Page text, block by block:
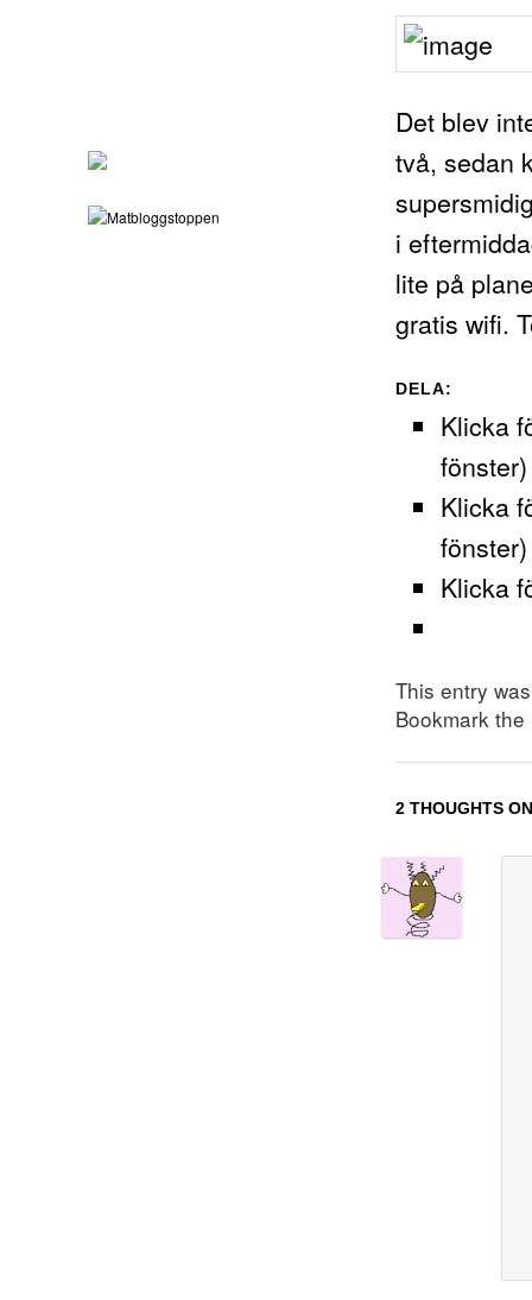
Det blev
två, sedan
i
lite på
gratis wifi.
DELA:
Klicka
fönster)
Klicka
fönster)
Klicka
This entry
Bookmark the
2 THOUGHTS